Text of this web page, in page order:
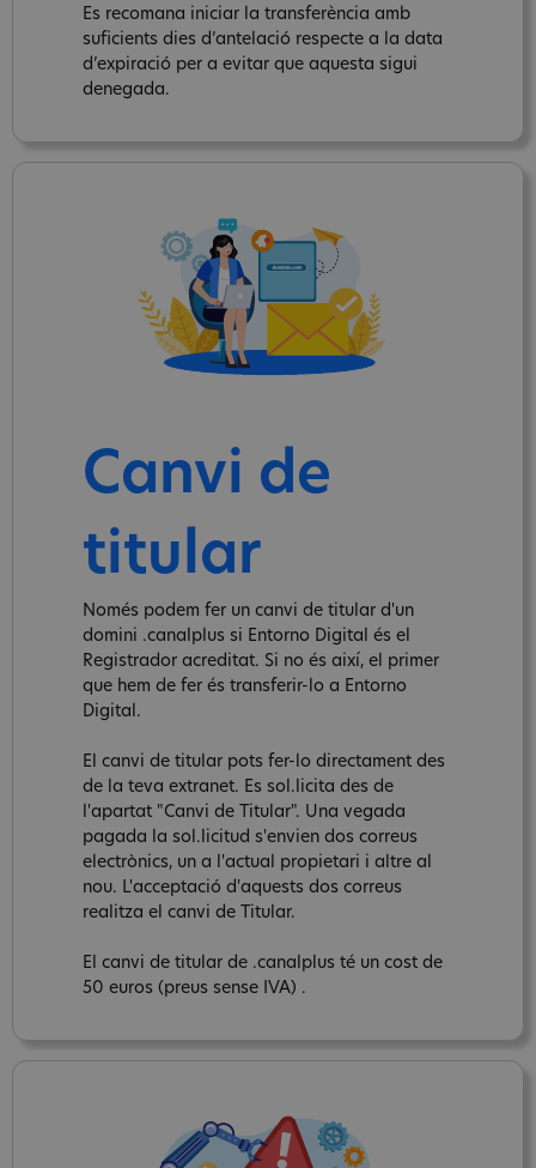
Es recomana iniciar la transferència amb
suficients dies d’antelació respecte a la data
d’expiració per a evitar que aquesta sigui
denegada.
Canvi de
titular
Només podem fer un canvi de titular d'un
domini .canalplus si Entorno Digital és el
Registrador acreditat. Si no és així, el primer
que hem de fer és transferir-lo a Entorno
Digital.
El canvi de titular pots fer-lo directament des
de la teva extranet. Es sol.licita des de
l'apartat "Canvi de Titular". Una vegada
pagada la sol.licitud s'envien dos correus
electrònics, un a l'actual propietari i altre al
nou. L'acceptació d'aquests dos correus
realitza el canvi de Titular.
El canvi de titular de .canalplus té un cost de
50 euros (preus sense IVA) .